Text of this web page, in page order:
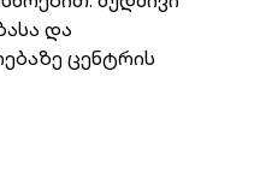
და
ცენტრის